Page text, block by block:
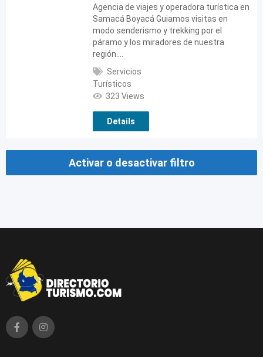
Agencia de viajes y operadora turística en
Samacá Boyacá Guiamos visitas en
modo senderismo y trekking por el
páramo y los miradores de nuestra
región.…
Servicios
Turísticos
323 Views
Details
Activar o desactivar filtro